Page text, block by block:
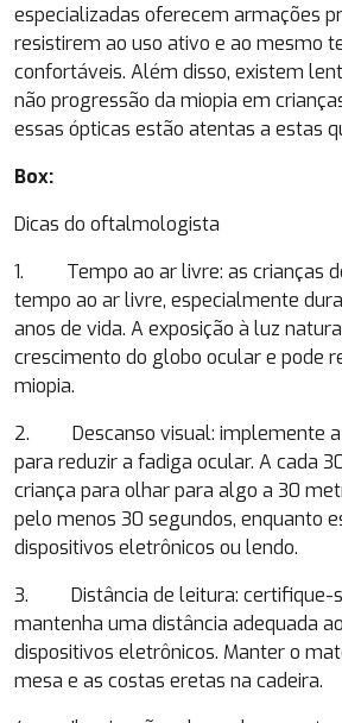
especializadas oferecem armações
resistirem ao uso ativo e ao mesmo
confortáveis. Além disso, existem
não progressão da miopia em
essas ópticas estão atentas a estas
Box:
Dicas do oftalmologista
1. Tempo ao ar livre: as crianças
tempo ao ar livre, especialmente
anos de vida. A exposição à luz
crescimento do globo ocular e pode
miopia.
2. Descanso visual: implemente a
para reduzir a fadiga ocular. A cada
criança para olhar para algo a 30
pelo menos 30 segundos, enquanto
dispositivos eletrônicos ou lendo.
3. Distância de leitura: certifique-
mantenha uma distância adequada
dispositivos eletrônicos. Manter o
mesa e as costas eretas na cadeira.